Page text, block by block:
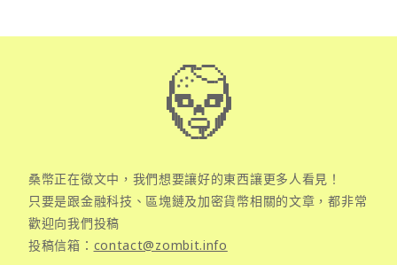
桑幣正在徵文中，我們想要讓好的東西讓更多人看見！
只要是跟金融科技、區塊鏈及加密貨幣相關的文章，都非常
歡迎向我們投稿
投稿信箱： contact@zombit.info